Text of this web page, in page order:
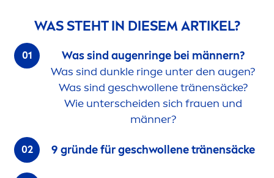
WAS STEHT IN DIESEM ARTIKEL?
Was sind augenringe bei männern?
Was sind dunkle ringe unter den augen?
Was sind geschwollene tränensäcke?
Wie unterscheiden sich frauen und
männer?
9 gründe für geschwollene tränensäcke